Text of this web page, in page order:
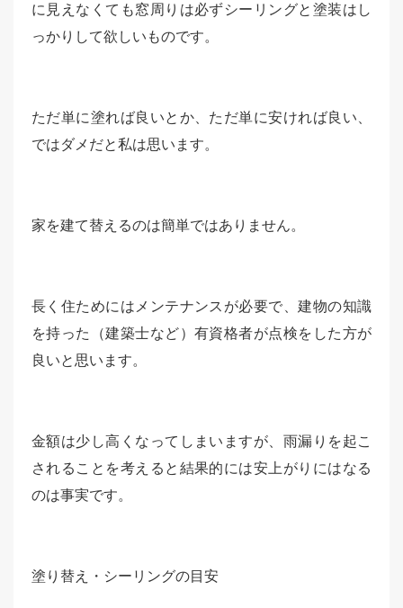
に見えなくても窓周りは必ずシーリングと塗装はし
っかりして欲しいものです。
ただ単に塗れば良いとか、ただ単に安ければ良い、
ではダメだと私は思います。
家を建て替えるのは簡単ではありません。
長く住ためにはメンテナンスが必要で、建物の知識
を持った（建築士など）有資格者が点検をした方が
良いと思います。
金額は少し高くなってしまいますが、雨漏りを起こ
されることを考えると結果的には安上がりにはなる
のは事実です。
塗り替え・シーリングの目安